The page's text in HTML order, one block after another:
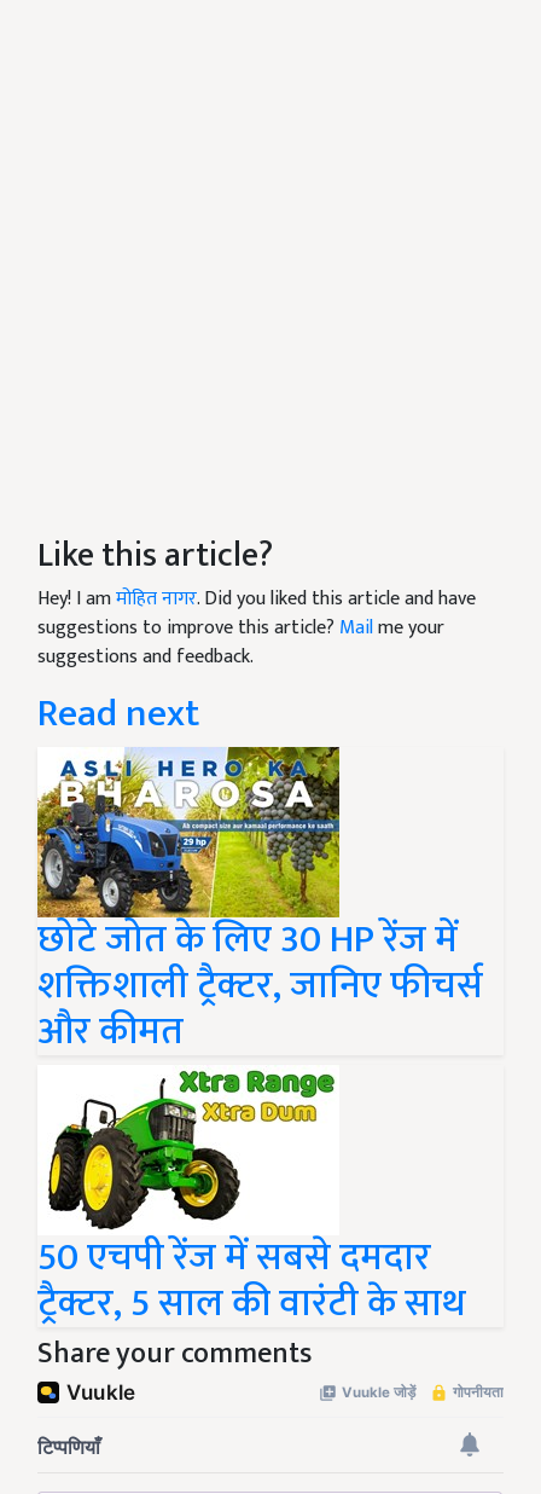
Like this article?
Hey! I amमोहित नागर. Did you liked this article and have
suggestions to improve this article? Mailme your
suggestions and feedback.
Read next
छोटे जोत के लिए 30 HP रेंज में
शक्तिशाली ट्रैक्टर, जानिए फीचर्स
और कीमत
50 एचपी रेंज में सबसे दमदार
ट्रैक्टर, 5 साल की वारंटी के साथ
Share your comments